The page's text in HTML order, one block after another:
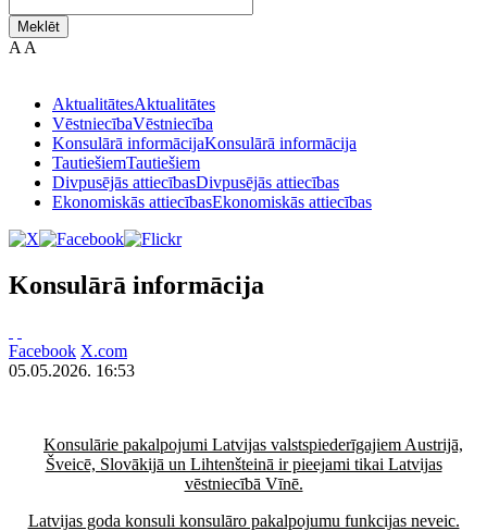
Meklēt
A A
AktualitātesAktualitātes
VēstniecībaVēstniecība
Konsulārā informācijaKonsulārā informācija
TautiešiemTautiešiem
Divpusējās attiecībasDivpusējās attiecības
Ekonomiskās attiecībasEkonomiskās attiecības
Konsulārā informācija
Facebook X.com
05.05.2026. 16:53
Konsulārie pakalpojumi Latvijas valstspiederīgajiem Austrijā,
Šveicē, Slovākijā un Lihtenšteinā ir pieejami tikai Latvijas
vēstniecībā Vīnē.
Latvijas goda konsuli konsulāro pakalpojumu funkcijas neveic.